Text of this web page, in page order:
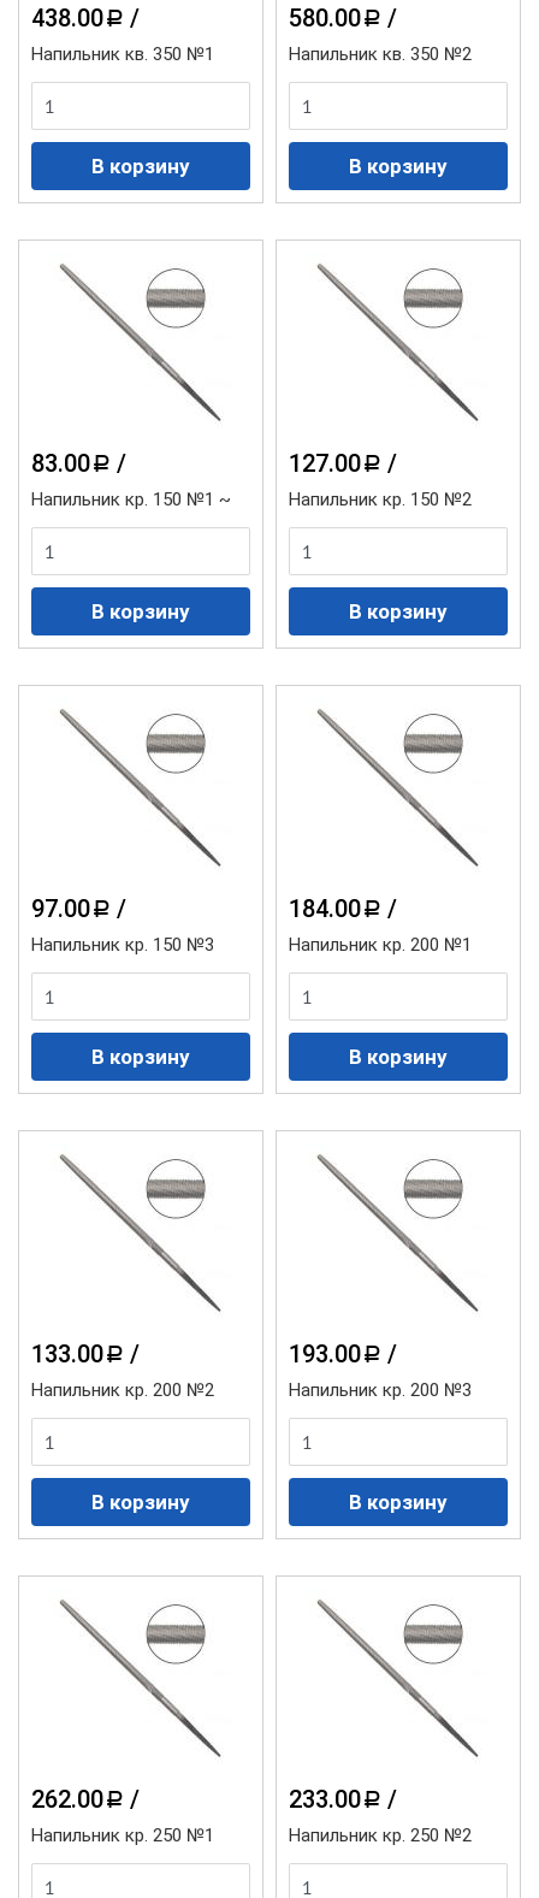
438.00 a /
Напильник кв. 350 №1
580.00 a /
Напильник кв. 350 №2
83.00 a /
Напильник кр. 150 №1 ~
127.00 a /
Напильник кр. 150 №2
97.00 a /
Напильник кр. 150 №3
184.00 a /
Напильник кр. 200 №1
133.00 a /
Напильник кр. 200 №2
193.00 a /
Напильник кр. 200 №3
262.00 a /
Напильник кр. 250 №1
233.00 a /
Напильник кр. 250 №2